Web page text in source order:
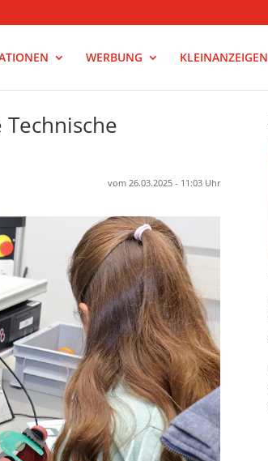
WERBUNG KLEINANZEIGEN
vom 26.03.2025 - 11:03 Uhr